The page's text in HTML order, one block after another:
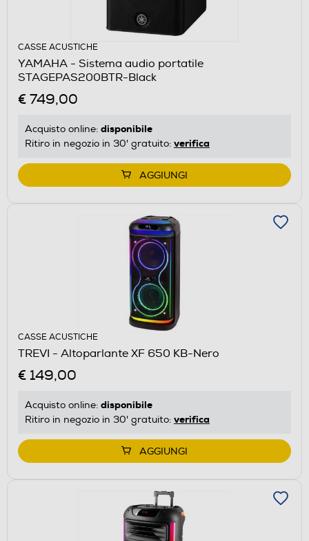
CASSE ACUSTICHE
YAMAHA - Sistema audio portatile
STAGEPAS200BTR-Black
€ 749,00
Acquisto online: disponibile
Ritiro in negozio in 30' gratuito: verifica
AGGIUNGI
CASSE ACUSTICHE
TREVI - Altoparlante XF 650 KB-Nero
€ 149,00
Acquisto online: disponibile
Ritiro in negozio in 30' gratuito: verifica
AGGIUNGI